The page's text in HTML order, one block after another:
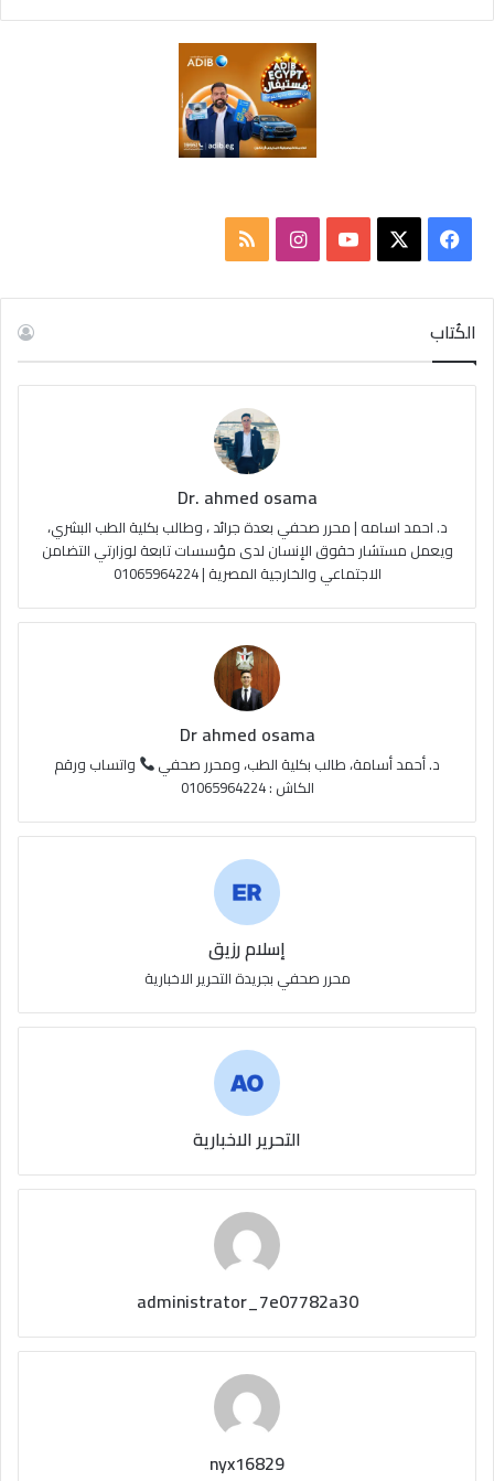
س
ب
u
e
ت
ا
م
ص
ا
ل
م
و
ق
ع
R
S
S
الكُتاب
Dr. ahmed osama
د. احمد اسامه | محرر صحفي بعدة جرائد ، وطالب بكلية الطب البشري،
ويعمل مستشار حقوق الإنسان لدى مؤسسات تابعة لوزارتي التضامن
الاجتماعي والخارجية المصرية | 01065964224
Dr ahmed osama
د. أحمد أسامة، طالب بكلية الطب، ومحرر صحفي
واتساب ورقم
الكاش : 01065964224
إسلام رزيق
محرر صحفي بجريدة التحرير الاخبارية
التحرير الاخبارية
administrator_7e07782a30
nyx16829